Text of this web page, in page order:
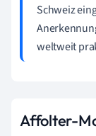
Schweiz
weltweit
Affolter-